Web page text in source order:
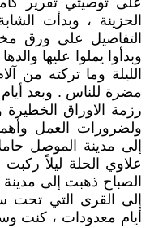
الحزينة ، وبدأت
التفاصيل على ورق
وبدأوا يملوا عليها
الليلة وما تركته من
مضرة للناس . وبعد
رزمة الاوراق الخطيرة
ولضرورات العمل
إلى مدينة الموصل
علاوي الحلة ليلاً
الصباح ذهبت إلى
إلى القرى التي تحت
أيام معدودات ، كنت